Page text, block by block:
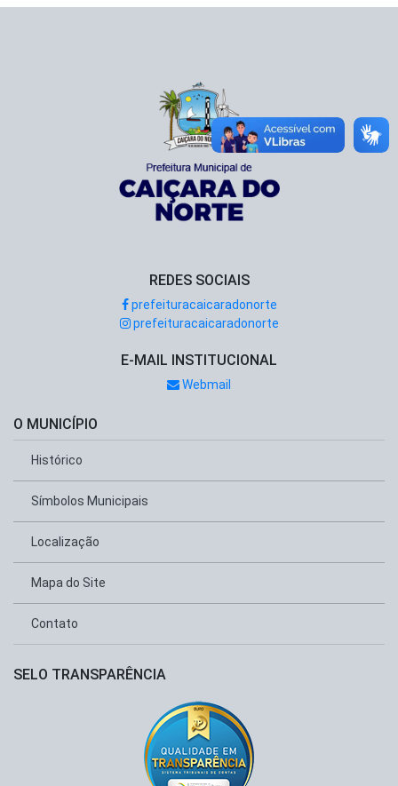
REDES SOCIAIS
prefeituracaicaradonorte
prefeituracaicaradonorte
E-MAIL INSTITUCIONAL
Webmail
O MUNICÍPIO
Histórico
Símbolos Municipais
Localização
Mapa do Site
Contato
SELO TRANSPARÊNCIA